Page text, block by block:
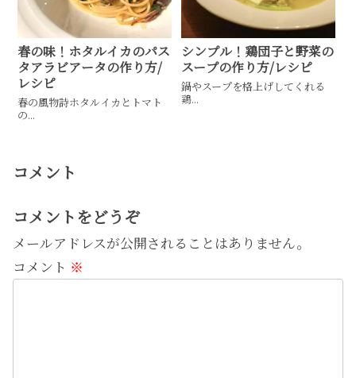
春の味！ホタルイカのパス
タアラビアータの作り方/
レシピ
春の風物詩ホタルイカとトマト
の...
シンプル！鶏団子と野菜の
スープの作り方/レシピ
鍋やスープを格上げしてくれる
鶏...
コメント
コメントをどうぞ
メールアドレスが公開されることはありません。
コメント ※